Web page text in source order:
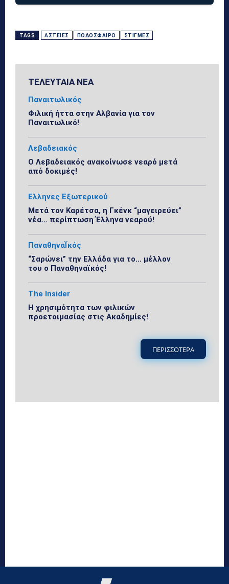
TAGS ΑΣΤΕΊΕΣ ΠΟΔΌΣΦΑΙΡΟ ΣΤΙΓΜΈΣ
ΤΕΛΕΥΤΑΙΑ ΝΕΑ
Παναιτωλικός
Φιλική ήττα στην Αλβανία για τον
Παναιτωλικό!
Λεβαδειακός
Ο Λεβαδειακός ανακοίνωσε νεαρό μετά
από δοκιμές!
Ελληνες Εξωτερικού
Μετά τον Καρέτσα, η Γκένκ “μαγειρεύει”
νέα… περίπτωση Έλληνα νεαρού!
ΠαναθηναΪκός
“Σαρώνει” την Ελλάδα για το… μέλλον
του ο Παναθηναϊκός!
The Insider
Η χρησιμότητα των φιλικών
προετοιμασίας στις Ακαδημίες!
ΠΕΡΙΣΣΟΤΕΡΑ